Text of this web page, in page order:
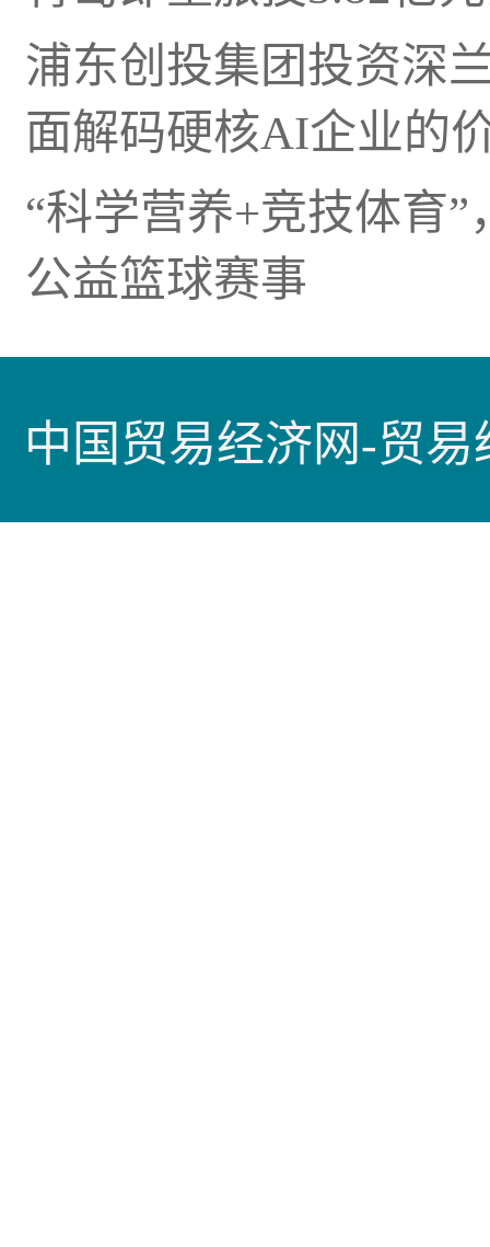
浦东创投集团投资深
面解码硬核AI企业的
“科学营养+竞技体育
公益篮球赛事
中国贸易经济网-贸